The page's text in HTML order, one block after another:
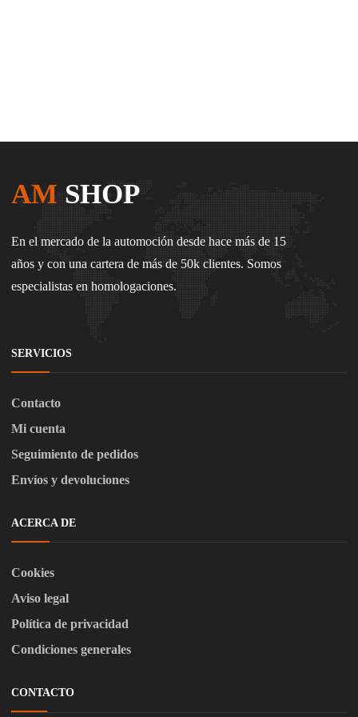
AM SHOP
En el mercado de la automoción desde hace más de 15
años y con una cartera de más de 50k clientes. Somos
especialistas en homologaciones.
SERVICIOS
Contacto
Mi cuenta
Seguimiento de pedidos
Envíos y devoluciones
ACERCA DE
Cookies
Aviso legal
Política de privacidad
Condiciones generales
CONTACTO